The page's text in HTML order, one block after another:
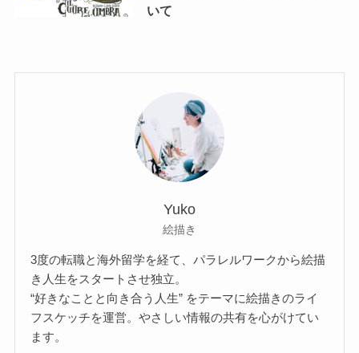
いて
Yuko
絵描き
3度の転職と海外留学を経て、パラレルワークから絵描
き人生をスタートさせ独立。
“好きなことと向き合う人生” をテーマに絵描きのライ
フスケッチを運営。やさしい情報の共有を心がけてい
ます。